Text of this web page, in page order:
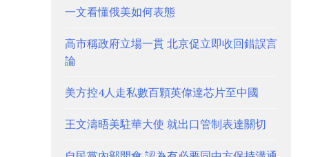
一文看懂俄美如何表態
高市稱政府立場一貫 北京促立即收回錯誤言
論
美方控4人走私數百顆英偉達芯片至中國
王文濤晤美駐華大使 就出口管制表達關切